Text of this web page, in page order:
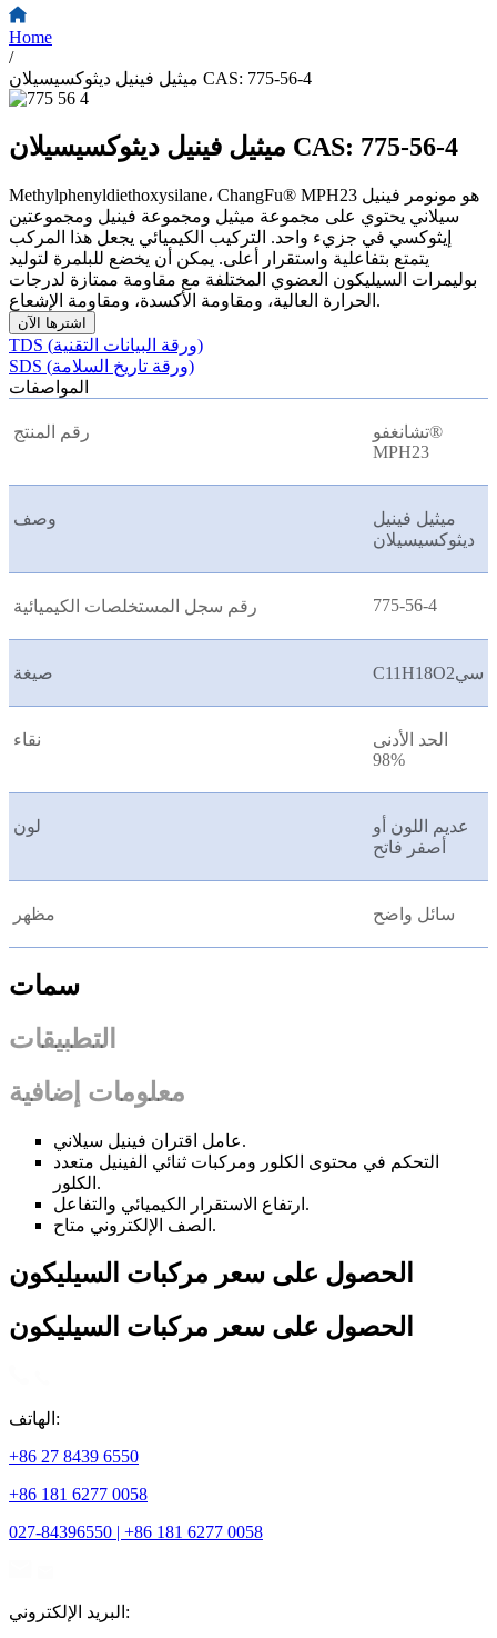
Home
/
ميثيل فينيل ديثوكسيسيلان CAS: 775-56-4
ميثيل فينيل ديثوكسيسيلان CAS: 775-56-4
Methylphenyldiethoxysilane، ChangFu® MPH23 هو مونومر فينيل
سيلاني يحتوي على مجموعة ميثيل ومجموعة فينيل ومجموعتين
إيثوكسي في جزيء واحد. التركيب الكيميائي يجعل هذا المركب
يتمتع بتفاعلية واستقرار أعلى. يمكن أن يخضع للبلمرة لتوليد
بوليمرات السيليكون العضوي المختلفة مع مقاومة ممتازة لدرجات
الحرارة العالية، ومقاومة الأكسدة، ومقاومة الإشعاع.
اشترها الآن
TDS (ورقة البيانات التقنية)
SDS (ورقة تاريخ السلامة)
المواصفات
رقم المنتج
تشانغفو®
MPH23
وصف
ميثيل فينيل
ديثوكسيسيلان
رقم سجل المستخلصات الكيميائية 775-56-4
صيغة C11H18O2سي
نقاء
الحد الأدنى
98%
لون
عديم اللون أو
أصفر فاتح
مظهر سائل واضح
سمات
التطبيقات
معلومات إضافية
عامل اقتران فينيل سيلاني.
التحكم في محتوى الكلور ومركبات ثنائي الفينيل متعدد
الكلور.
ارتفاع الاستقرار الكيميائي والتفاعل.
الصف الإلكتروني متاح.
الحصول على سعر مركبات السيليكون
الحصول على سعر مركبات السيليكون
الهاتف:
+86 27 8439 6550
+86 181 6277 0058
027-84396550 | +86 181 6277 0058
البريد الإلكتروني: